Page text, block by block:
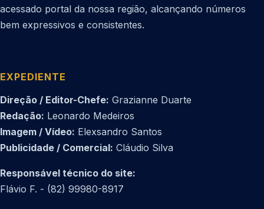
acessado portal da nossa região, alcançando números
bem expressivos e consistentes.
EXPEDIENTE
Direção / Editor-Chefe: Grazianne Duarte
Redação: Leonardo Medeiros
Imagem / Vídeo: Elexsandro Santos
Publicidade / Comercial: Cláudio Silva
Responsável técnico do site:
Flávio F. - (82) 99980-8917